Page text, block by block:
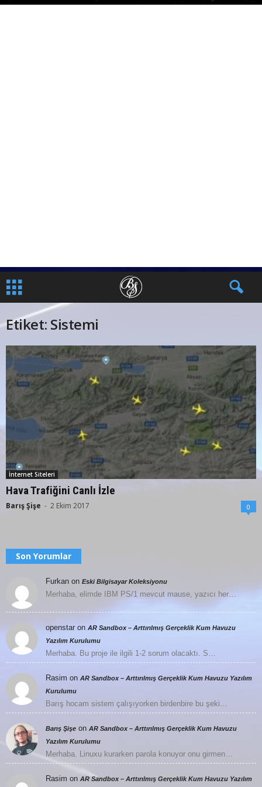
Etiket: Sistemi
İnternet Siteleri
Hava Trafiğini Canlı İzle
Barış Şişe - 2 Ekim 2017 0
Son Yorumlar
Furkan on Eski Bilgisayar Koleksiyonu
Merhaba, elimde IBM PS/1 mevcut mause, yazıcı her…
openstar on AR Sandbox – Arttırılmış Gerçeklik Kum Havuzu
Yazılım Kurulumu
Merhaba. Bu proje ile ilgili 1-2 sorum olacaktı. S…
Rasim on AR Sandbox – Arttırılmış Gerçeklik Kum Havuzu Yazılım
Kurulumu
Barış hocam sistem çalışıyorken birdenbire bu şeki…
Barış Şişe on AR Sandbox – Arttırılmış Gerçeklik Kum Havuzu
Yazılım Kurulumu
Merhaba. Linuxu kurarken parola konuyor onu girmen…
Rasim on AR Sandbox – Arttırılmış Gerçeklik Kum Havuzu Yazılım